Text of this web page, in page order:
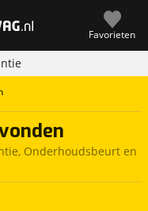
Favorieten
Onderhoudsbeurt en